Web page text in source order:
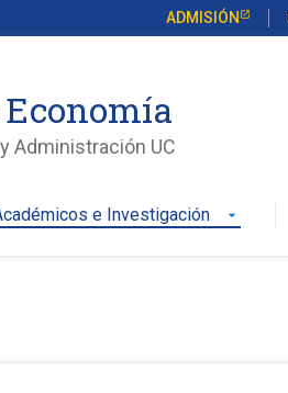
ADMISIÓN
Administración UC
e Investigación arrow_drop_down